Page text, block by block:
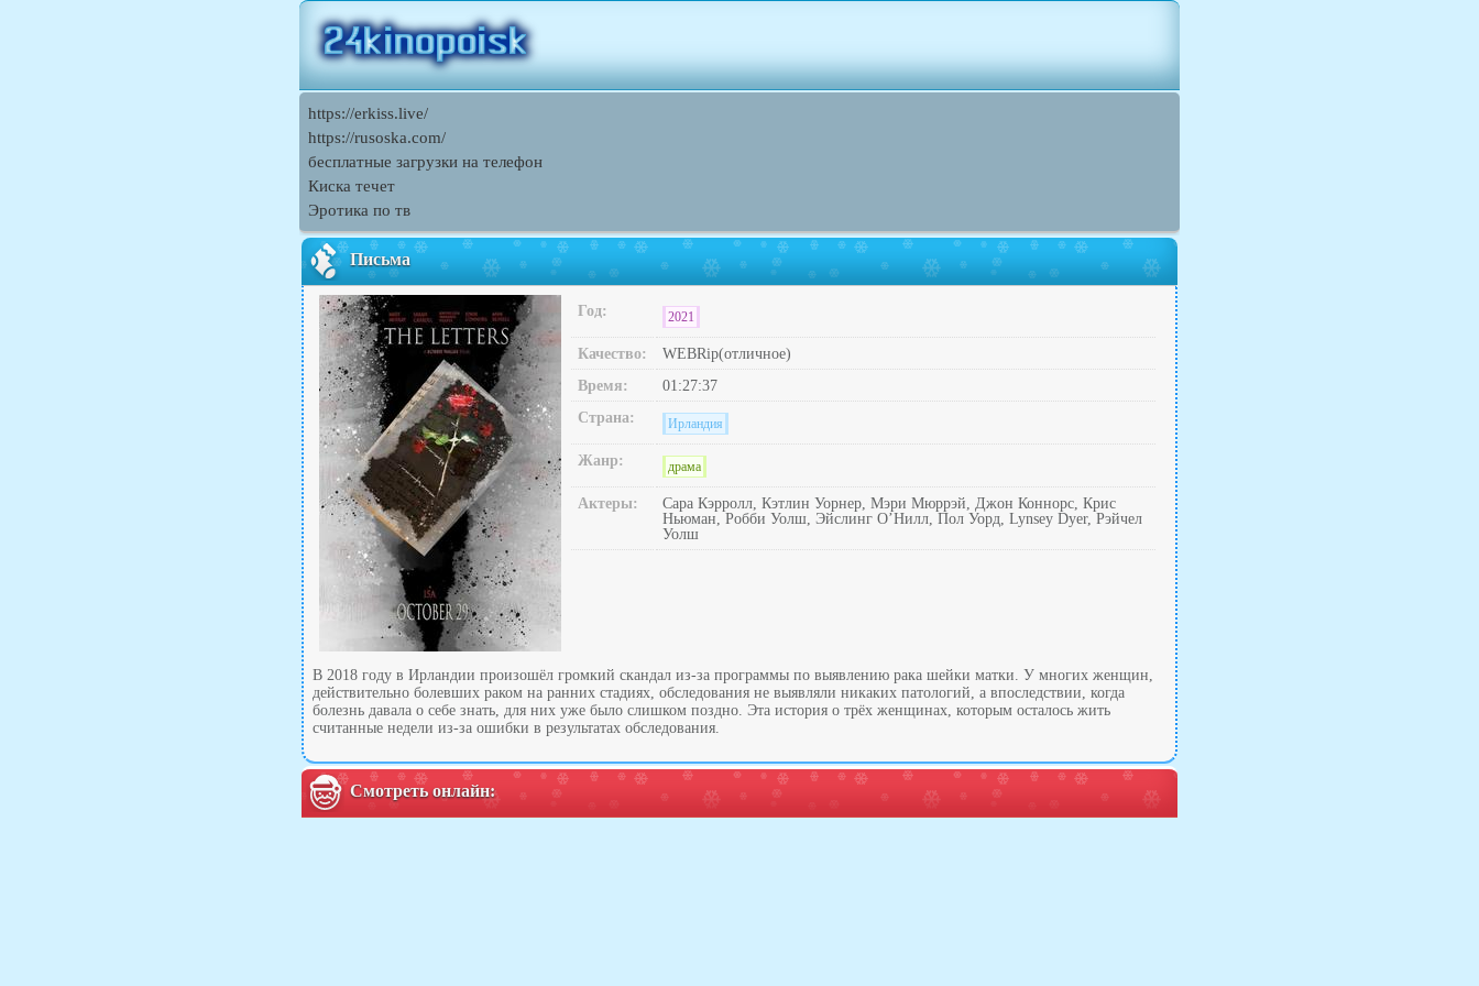
https://erkiss.live/
https://rusoska.com/
бесплатные загрузки на телефон
Киска течет
Эротика по тв
Письма
Год: 2021
Качество:
WEBRip(отличное)
Время:
01:27:37
Страна:
Ирландия
Жанр: драма
Актеры:
Сара Кэрролл, Кэтлин Уорнер, Мэри Мюррэй, Джон Коннорс, Крис
Ньюман, Робби Уолш, Эйслинг О’Нилл, Пол Уорд, Lynsey Dyer, Рэйчел
Уолш
В 2018 году в Ирландии произошёл громкий скандал из-за программы по выявлению рака шейки матки. У многих женщин,
действительно болевших раком на ранних стадиях, обследования не выявляли никаких патологий, а впоследствии, когда
болезнь давала о себе знать, для них уже было слишком поздно. Эта история о трёх женщинах, которым осталось жить
считанные недели из-за ошибки в результатах обследования.
Смотреть онлайн: